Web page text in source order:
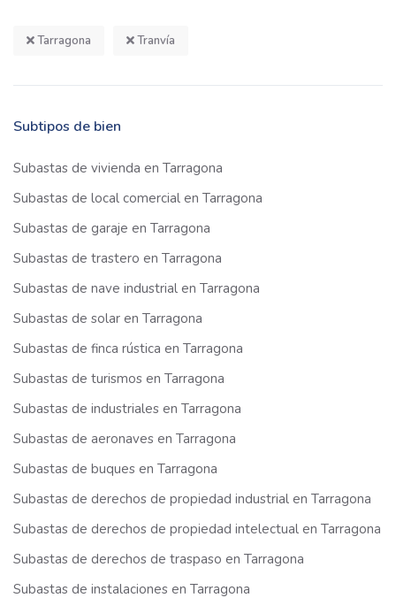
Tarragona Tranvía
Subtipos de bien
Subastas de vivienda en Tarragona
Subastas de local comercial en Tarragona
Subastas de garaje en Tarragona
Subastas de trastero en Tarragona
Subastas de nave industrial en Tarragona
Subastas de solar en Tarragona
Subastas de finca rústica en Tarragona
Subastas de turismos en Tarragona
Subastas de industriales en Tarragona
Subastas de aeronaves en Tarragona
Subastas de buques en Tarragona
Subastas de derechos de propiedad industrial en Tarragona
Subastas de derechos de propiedad intelectual en Tarragona
Subastas de derechos de traspaso en Tarragona
Subastas de instalaciones en Tarragona